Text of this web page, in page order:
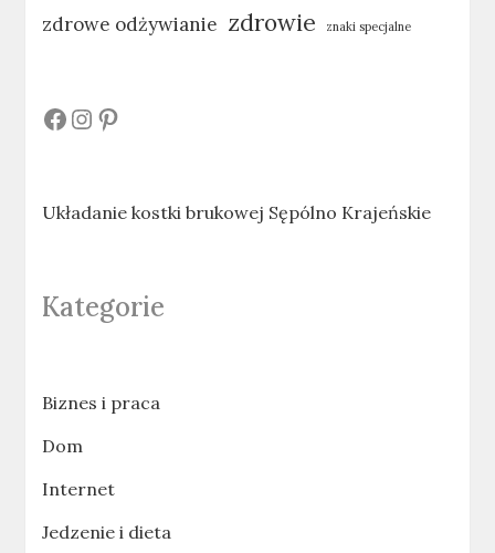
zdrowe odżywianie zdrowie znaki specjalne
# # #
Układanie kostki brukowej Sępólno Krajeńskie
Kategorie
Biznes i praca
Dom
Internet
Jedzenie i dieta